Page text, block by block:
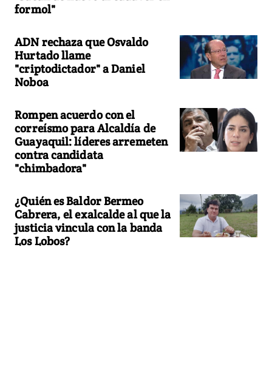
formol"
ADN rechaza que Osvaldo
Hurtado llame
"criptodictador" a Daniel
Noboa
Rompen acuerdo con el
correísmo para Alcaldía de
Guayaquil: líderes arremeten
contra candidata
"chimbadora"
¿Quién es Baldor Bermeo
Cabrera, el exalcalde al que la
justicia vincula con la banda
Los Lobos?